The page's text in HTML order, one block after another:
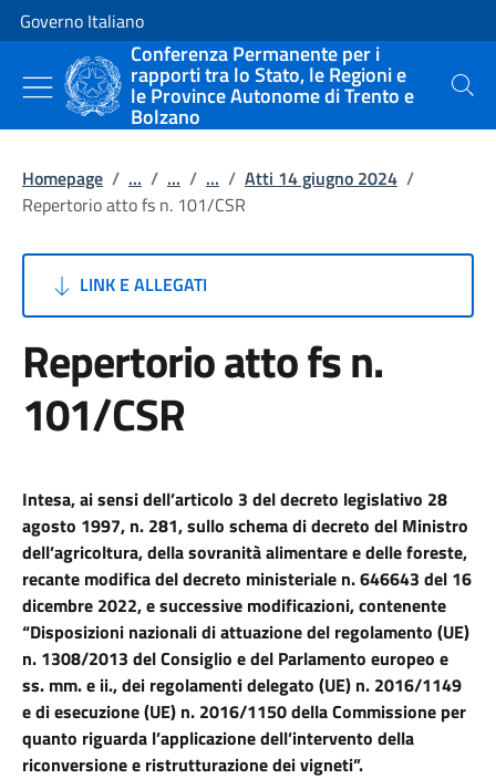
Vai al contenuto
Vai alla navigazione del sito
Governo Italiano
Conferenza Permanente per i
rapporti tra lo Stato, le Regioni e
le Province Autonome di Trento e
Bolzano
Cerca
Homepage / ... / ... / ... / Atti 14 giugno 2024 /
Repertorio atto fs n. 101/CSR
LINK E ALLEGATI
Repertorio atto fs n.
101/CSR
Intesa, ai sensi dell’articolo 3 del decreto legislativo 28
agosto 1997, n. 281, sullo schema di decreto del Ministro
dell’agricoltura, della sovranità alimentare e delle foreste,
recante modifica del decreto ministeriale n. 646643 del 16
dicembre 2022, e successive modificazioni, contenente
“Disposizioni nazionali di attuazione del regolamento (UE)
n. 1308/2013 del Consiglio e del Parlamento europeo e
ss. mm. e ii., dei regolamenti delegato (UE) n. 2016/1149
e di esecuzione (UE) n. 2016/1150 della Commissione per
quanto riguarda l’applicazione dell’intervento della
riconversione e ristrutturazione dei vigneti”.